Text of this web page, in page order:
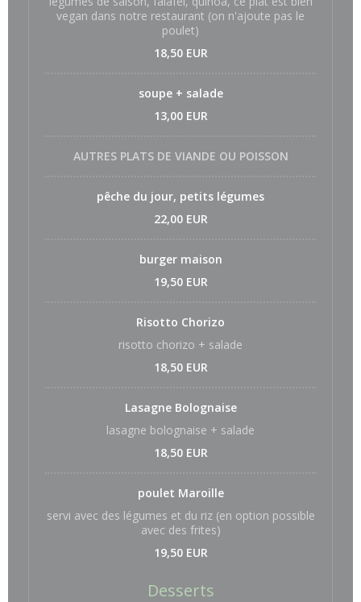
vegan dans notre restaurant (on n'ajoute pas le
poulet)
18,50 EUR
soupe + salade
13,00 EUR
AUTRES PLATS DE VIANDE OU POISSON
pêche du jour, petits légumes
22,00 EUR
burger maison
19,50 EUR
Risotto Chorizo
risotto chorizo + salade
18,50 EUR
Lasagne Bolognaise
lasagne bolognaise + salade
18,50 EUR
poulet Maroille
servi avec des légumes et du riz (en option possible
avec des frites)
19,50 EUR
Desserts